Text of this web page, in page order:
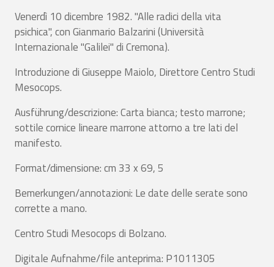
Venerdì 10 dicembre 1982. "Alle radici della vita
psichica", con Gianmario Balzarini (Università
Internazionale "Galilei" di Cremona).
Introduzione di Giuseppe Maiolo, Direttore Centro Studi
Mesocops.
Ausführung/descrizione: Carta bianca; testo marrone;
sottile cornice lineare marrone attorno a tre lati del
manifesto.
Format/dimensione: cm 33 x 69, 5
Bemerkungen/annotazioni: Le date delle serate sono
corrette a mano.
Centro Studi Mesocops di Bolzano.
Digitale Aufnahme/file anteprima: P1011305